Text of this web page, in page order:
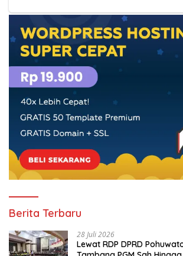
Berita Terbaru
28 Juli 2026
Lewat RDP DPRD